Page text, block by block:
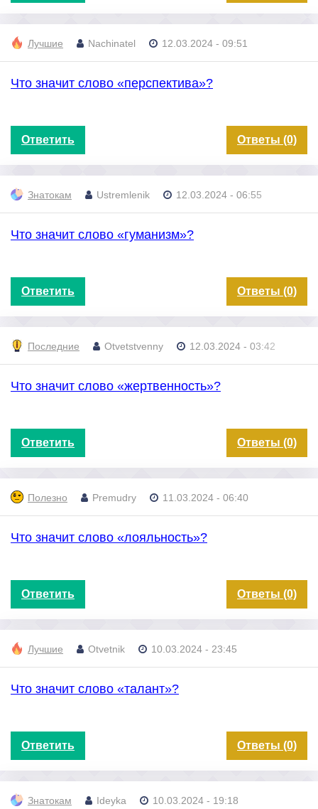
Лучшие Nachinatel 12.03.2024 - 09:51
Что значит слово «перспектива»?
Ответить Ответы (0)
Знатокам Ustremlenik 12.03.2024 - 06:55
Что значит слово «гуманизм»?
Ответить Ответы (0)
Последние Otvetstvenny 12.03.2024 - 03:42
Что значит слово «жертвенность»?
Ответить Ответы (0)
Полезно Premudry 11.03.2024 - 06:40
Что значит слово «лояльность»?
Ответить Ответы (0)
Лучшие Otvetnik 10.03.2024 - 23:45
Что значит слово «талант»?
Ответить Ответы (0)
Знатокам Ideyka 10.03.2024 - 19:18